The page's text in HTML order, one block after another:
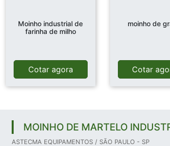
Moinho industrial de
farinha de milho
Cotar agora
moinho de
Cotar
MOINHO DE MARTELO
ASTECMA EQUIPAMENTOS / SÃO PAULO - SP